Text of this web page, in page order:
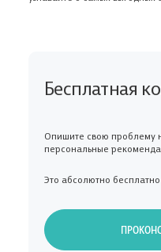
Бесплатная
Опишите свою проблему
персональные
Это абсолютно бесплатно